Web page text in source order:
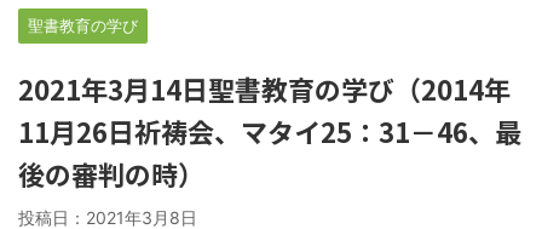
聖書教育の学び
2021年3月14日聖書教育の学び（2014年
11月26日祈祷会、マタイ25：31－46、最
後の審判の時）
投稿日： 2021年3月8日